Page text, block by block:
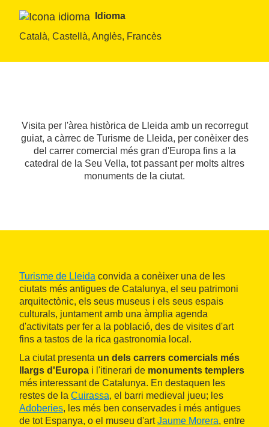
Idioma
Català, Castellà, Anglès, Francès
Visita per l'àrea històrica de Lleida amb un recorregut
guiat, a càrrec de Turisme de Lleida, per conèixer des
del carrer comercial més gran d'Europa fins a la
catedral de la Seu Vella, tot passant per molts altres
monuments de la ciutat.
Turisme de Lleida convida a conèixer una de les
ciutats més antigues de Catalunya, el seu patrimoni
arquitectònic, els seus museus i els seus espais
culturals, juntament amb una àmplia agenda
d'activitats per fer a la població, des de visites d'art
fins a tastos de la rica gastronomia local.
La ciutat presenta un dels carrers comercials més
llargs d'Europa i l'itinerari de monuments templers
més interessant de Catalunya. En destaquen les
restes de la Cuirassa, el barri medieval jueu; les
Adoberies, les més ben conservades i més antigues
de tot Espanya, o el museu d'artJaume Morera, entre